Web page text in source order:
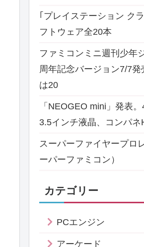
｢プレイステーション ク
フトウェア全20本
ファミコンミニ週刊少年
周年記念バージョン7/7
は20
「NEOGEO mini」発表
3.5インチ液晶、コンパネ
スーパーファイヤープロ
ーパーファミコン）
カテゴリー
PCエンジン
アーケード